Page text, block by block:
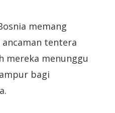
memang
tentera
mereka menunggu
bagi